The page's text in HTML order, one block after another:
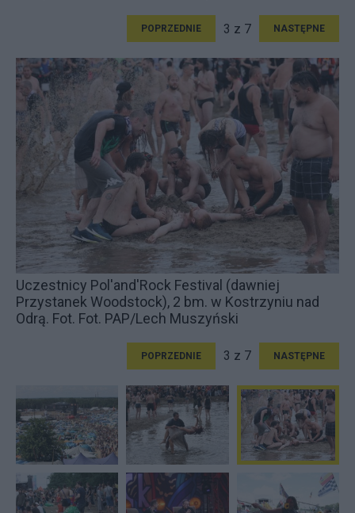
POPRZEDNIE 3 z 7 NASTĘPNE
Uczestnicy Pol'and'Rock Festival (dawniej
Przystanek Woodstock), 2 bm. w Kostrzyniu nad
Odrą. Fot. Fot. PAP/Lech Muszyński
POPRZEDNIE 3 z 7 NASTĘPNE